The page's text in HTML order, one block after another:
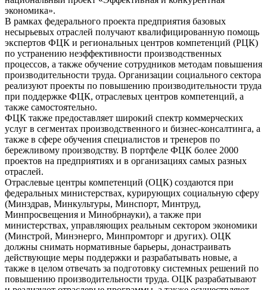
экономика».
В рамках федерального проекта предприятия базовых
несырьевых отраслей получают квалифицированную помощь
экспертов ФЦК и региональных центров компетенций (РЦК)
по устранению неэффективности производственных
процессов, а также обучение сотрудников методам повышения
производительности труда. Организации социального сектора
реализуют проекты по повышению производительности труда
при поддержке ФЦК, отраслевых центров компетенций, а
также самостоятельно.
ФЦК также предоставляет широкий спектр коммерческих
услуг в сегментах производственного и бизнес-консалтинга, а
также в сфере обучения специалистов и тренеров по
бережливому производству. В портфеле ФЦК более 2000
проектов на предприятиях и в организациях самых разных
отраслей.
Отраслевые центры компетенций (ОЦК) создаются при
федеральных министерствах, курирующих социальную сферу
(Минздрав, Минкультуры, Минспорт, Минтруд,
Минпросвещения и Минобрнауки), а также при
министерствах, управляющих реальным сектором экономики
(Минстрой, Минэнерго, Минпромторг и других). ОЦК
должны снимать нормативные барьеры, донастраивать
действующие меры поддержки и разрабатывать новые, а
также в целом отвечать за подготовку системных решений по
повышению производительности труда. ОЦК разрабатывают